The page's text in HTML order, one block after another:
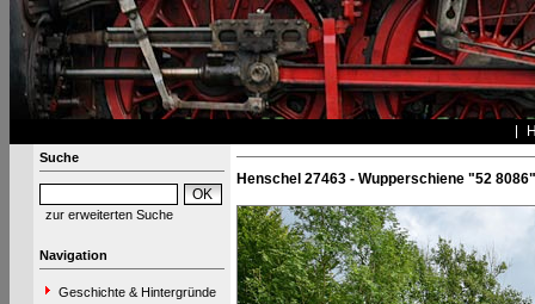
Suche
zur erweiterten Suche
Navigation
Geschichte & Hintergründe
Henschel 27463 - Wupperschiene "52 8086"